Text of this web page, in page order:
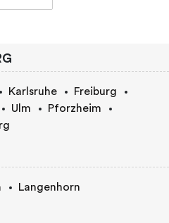
Karlsruhe
Freiburg
Ulm
Pforzheim
Langenhorn